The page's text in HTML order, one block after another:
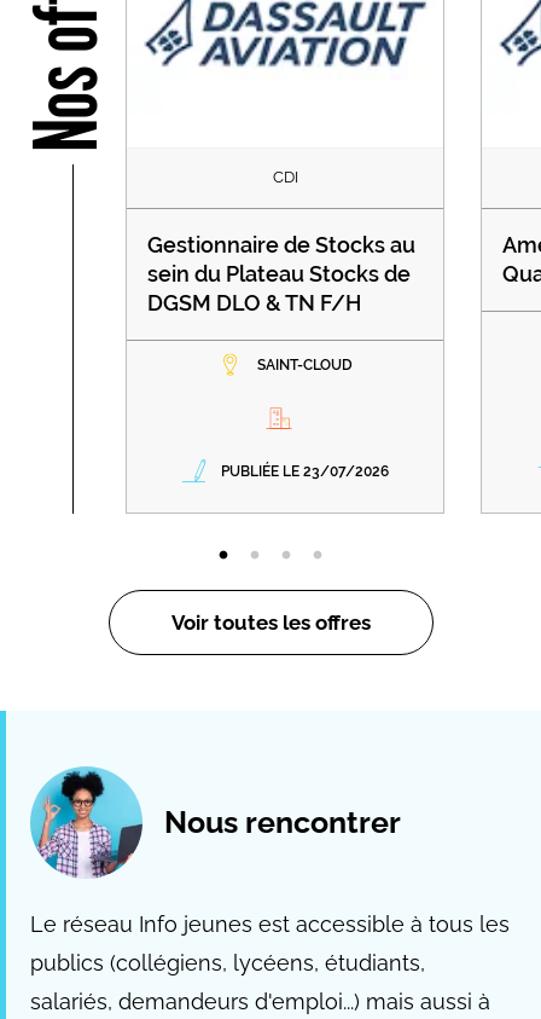
CDI
Gestionnaire de Stocks au
sein du Plateau Stocks de
DGSM DLO & TN F/H
SAINT-CLOUD
PUBLIÉE LE 23/07/2026
Voir toutes les offres
Nous rencontrer
Le réseau Info jeunes est accessible à tous les
publics (collégiens, lycéens, étudiants,
salariés, demandeurs d'emploi...) mais aussi à